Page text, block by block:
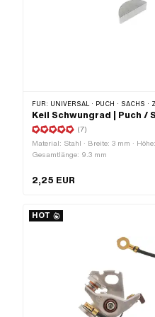
FÜR: UNIVERSAL · PUCH · SACHS · ZÜNDAPP BELMONDO ·
Keil Schwungrad | Puch /
(7)
Material: Stahl · Breite: 3 mm ·
Gesamtlänge: 9.3 mm
2,25 EUR
HOT